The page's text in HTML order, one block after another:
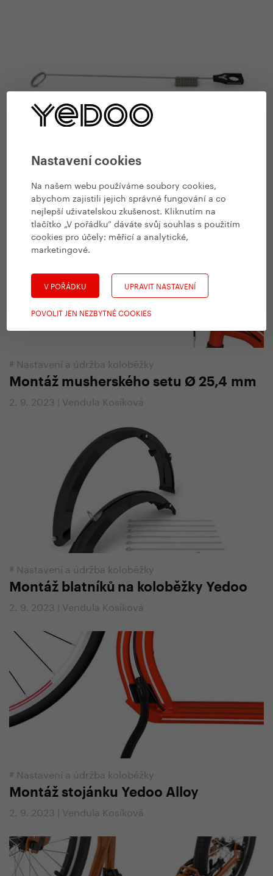
Nastavení cookies
Na našem webu používáme soubory cookies,
abychom zajistili jejich správné fungování a co
nejlepší uživatelskou zkušenost. Kliknutím na
tlačítko „V pořádku“ dáváte svůj souhlas s použitím
cookies pro účely: měřicí a analytické,
marketingové.
V POŘÁDKU UPRAVIT NASTAVENÍ
POVOLIT JEN NEZBYTNÉ COOKIES
Nastavení a údržba koloběžky
2. 9. 2023 | Vendula Kosíková
# Nastavení a údržba koloběžky
Montáž musherského setu Ø 25,4 mm
2. 9. 2023 | Vendula Kosíková
# Nastavení a údržba koloběžky
Montáž blatníků na koloběžky Yedoo
2. 9. 2023 | Vendula Kosíková
# Nastavení a údržba koloběžky
Montáž stojánku Yedoo Alloy
2. 9. 2023 | Vendula Kosíková